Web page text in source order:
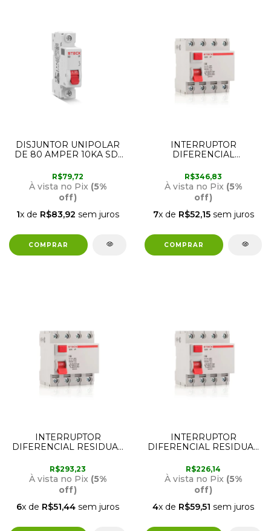
DISJUNTOR UNIPOLAR
DE 80 AMPER 10KA SD1
R$79,72
À vista no Pix (5%
off)
1x de R$83,92 sem juros
INTERRUPTOR
DIFERENCIAL
AMPER 30MA STECK
R$346,83
À vista no Pix (5%
off)
7x de R$52,15sem juros
INTERRUPTOR
DIFERENCIAL RESIDUAL
30MA STECK
R$293,23
À vista no Pix (5%
off)
6x de R$51,44 sem juros
INTERRUPTOR
DIFERENCIAL RESIDUAL
30MA STECK
R$226,14
À vista no Pix (5%
off)
4x de R$59,51 sem juros